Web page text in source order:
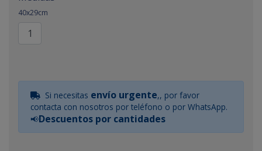
40x29cm
Si necesitas envío urgente,, por favor
contacta con nosotros por teléfono o por WhatsApp.
📢Descuentos por cantidades